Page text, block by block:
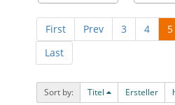
First Prev 3 4 5
Last
Sort by: Titel Ersteller